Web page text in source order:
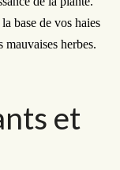
base de vos haies
herbes.
et